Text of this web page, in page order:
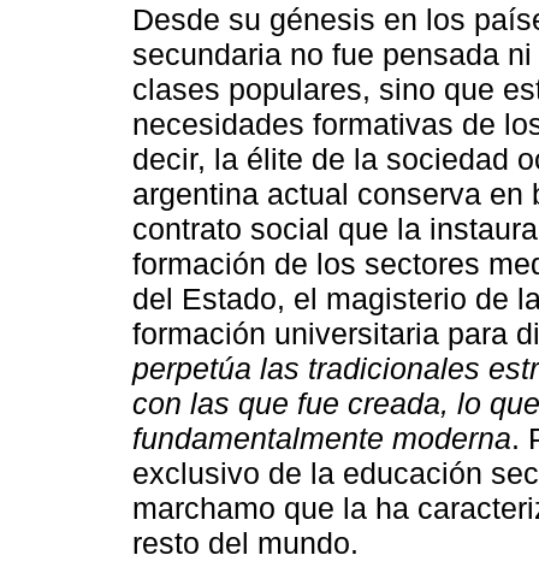
Desde su génesis en los
secundaria no fue pensada
clases populares, sino que
necesidades formativas de
decir, la élite de la sociedad
argentina actual conserva
contrato social que la
formación de los sectores
del Estado, el magisterio de
formación universitaria para
perpetúa las tradicionales
con las que fue creada, lo
fundamentalmente moderna.
exclusivo de la educación
marchamo que la ha
resto del mundo.